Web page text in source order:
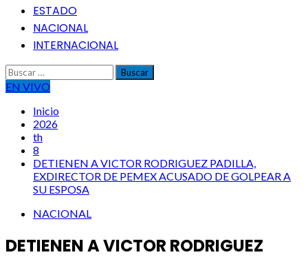
ESTADO
NACIONAL
INTERNACIONAL
Buscar:
EN VIVO
Inicio
2026
th
8
DETIENEN A VICTOR RODRIGUEZ PADILLA,
EXDIRECTOR DE PEMEX ACUSADO DE GOLPEAR A
SU ESPOSA
NACIONAL
DETIENEN A VICTOR RODRIGUEZ